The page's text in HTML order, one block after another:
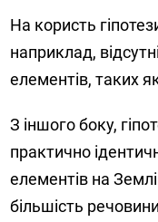
На користь
наприклад,
елементів, таких
З іншого боку,
практично
елементів на
більшість